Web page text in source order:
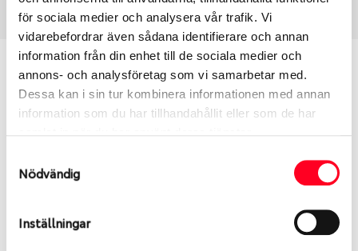
för sociala medier och analysera vår trafik. Vi
vidarebefordrar även sådana identifierare och annan
information från din enhet till de sociala medier och
annons- och analysföretag som vi samarbetar med.
Dessa kan i sin tur kombinera informationen med annan
information som du har tillhandahållit eller som de har
Nödvändig
Inställningar
Passar denna fälg min bil?
Ange registreringsnummer för att se om den fälg
Ibland kan fälgen ha bytts ut under årens lopp och
inte vara samma dimension som bilen hade ut från